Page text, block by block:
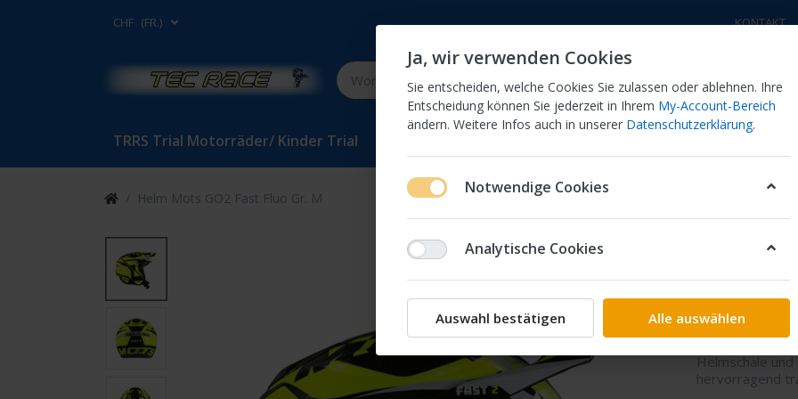
CHF (FR.) KONTAKT
TRRS Trial Motorräder/ Kinder Trial
Helm Mots GO2 Fast Fluo Gr. M
Helm
Der Helm ist
einer schönen
Reinigung
Helmschale
hervorragend
Ja, wir verwenden Cookies
Sie entscheiden, welche Cookies Sie zulassen oder ablehnen. Ihre
Entscheidung können Sie jederzeit in Ihrem My-Account-Bereich
ändern. Weitere Infos auch in unserer Datenschutzerklärung.
Notwendige Cookies
Analytische Cookies
Auswahl bestätigen Alle auswählen